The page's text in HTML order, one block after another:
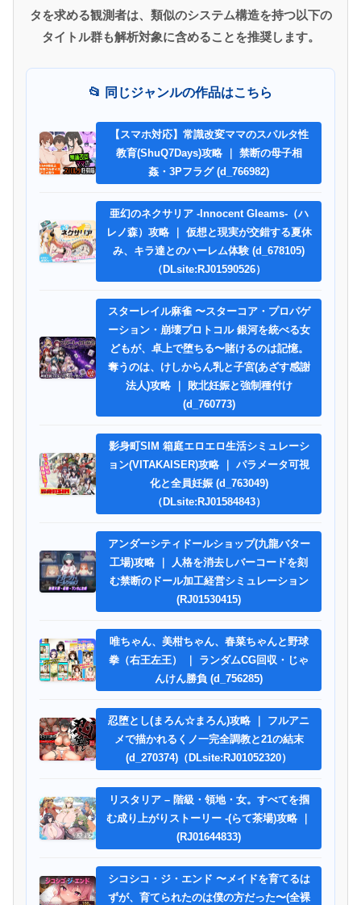
タを求める観測者は、類似のシステム構造を持つ以下の
タイトル群も解析対象に含めることを推奨します。
📂 同じジャンルの作品はこちら
【スマホ対応】常識改変ママのスパルタ性
教育(ShuQ7Days)攻略 ｜ 禁断の母子相
姦・3Pフラグ (d_766982)
亜幻のネクサリア -Innocent Gleams-（ハ
レノ森）攻略 ｜ 仮想と現実が交錯する夏休
み、キラ達とのハーレム体験 (d_678105)
（DLsite:RJ01590526）
スターレイル麻雀 〜スターコア・プロパゲ
ーション・崩壊プロトコル 銀河を統べる女
どもが、卓上で堕ちる〜賭けるのは記憶。
奪うのは、けしからん乳と子宮(あざす感謝
法人)攻略 ｜ 敗北妊娠と強制種付け
(d_760773)
影身町SIM 箱庭エロエロ生活シミュレーシ
ョン(VITAKAISER)攻略 ｜ パラメータ可視
化と全員妊娠 (d_763049)
（DLsite:RJ01584843）
アンダーシティドールショップ(九龍バター
工場)攻略 ｜ 人格を消去しバーコードを刻
む禁断のドール加工経営シミュレーション
(RJ01530415)
唯ちゃん、美柑ちゃん、春菜ちゃんと野球
拳（右王左王） ｜ ランダムCG回収・じゃ
んけん勝負 (d_756285)
忍堕とし(まろん☆まろん)攻略 ｜ フルアニ
メで描かれるくノ一完全調教と21の結末
(d_270374)（DLsite:RJ01052320）
リスタリア – 階級・領地・女。すべてを掴
む成り上がりストーリー -(らて茶場)攻略 ｜
(RJ01644833)
シコシコ・ジ・エンド 〜メイドを育てるは
ずが、育てられたのは僕の方だった〜(全裸